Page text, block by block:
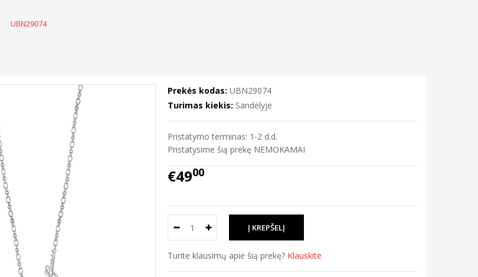
UBN29074
Prekės kodas: UBN29074
Turimas kiekis: Sandėlyje
Pristatymo terminas: 1-2 d.d.
Pristatysime šią prekę NEMOKAMAI
€4900
Turite klausimų apie šią prekę? Klauskite